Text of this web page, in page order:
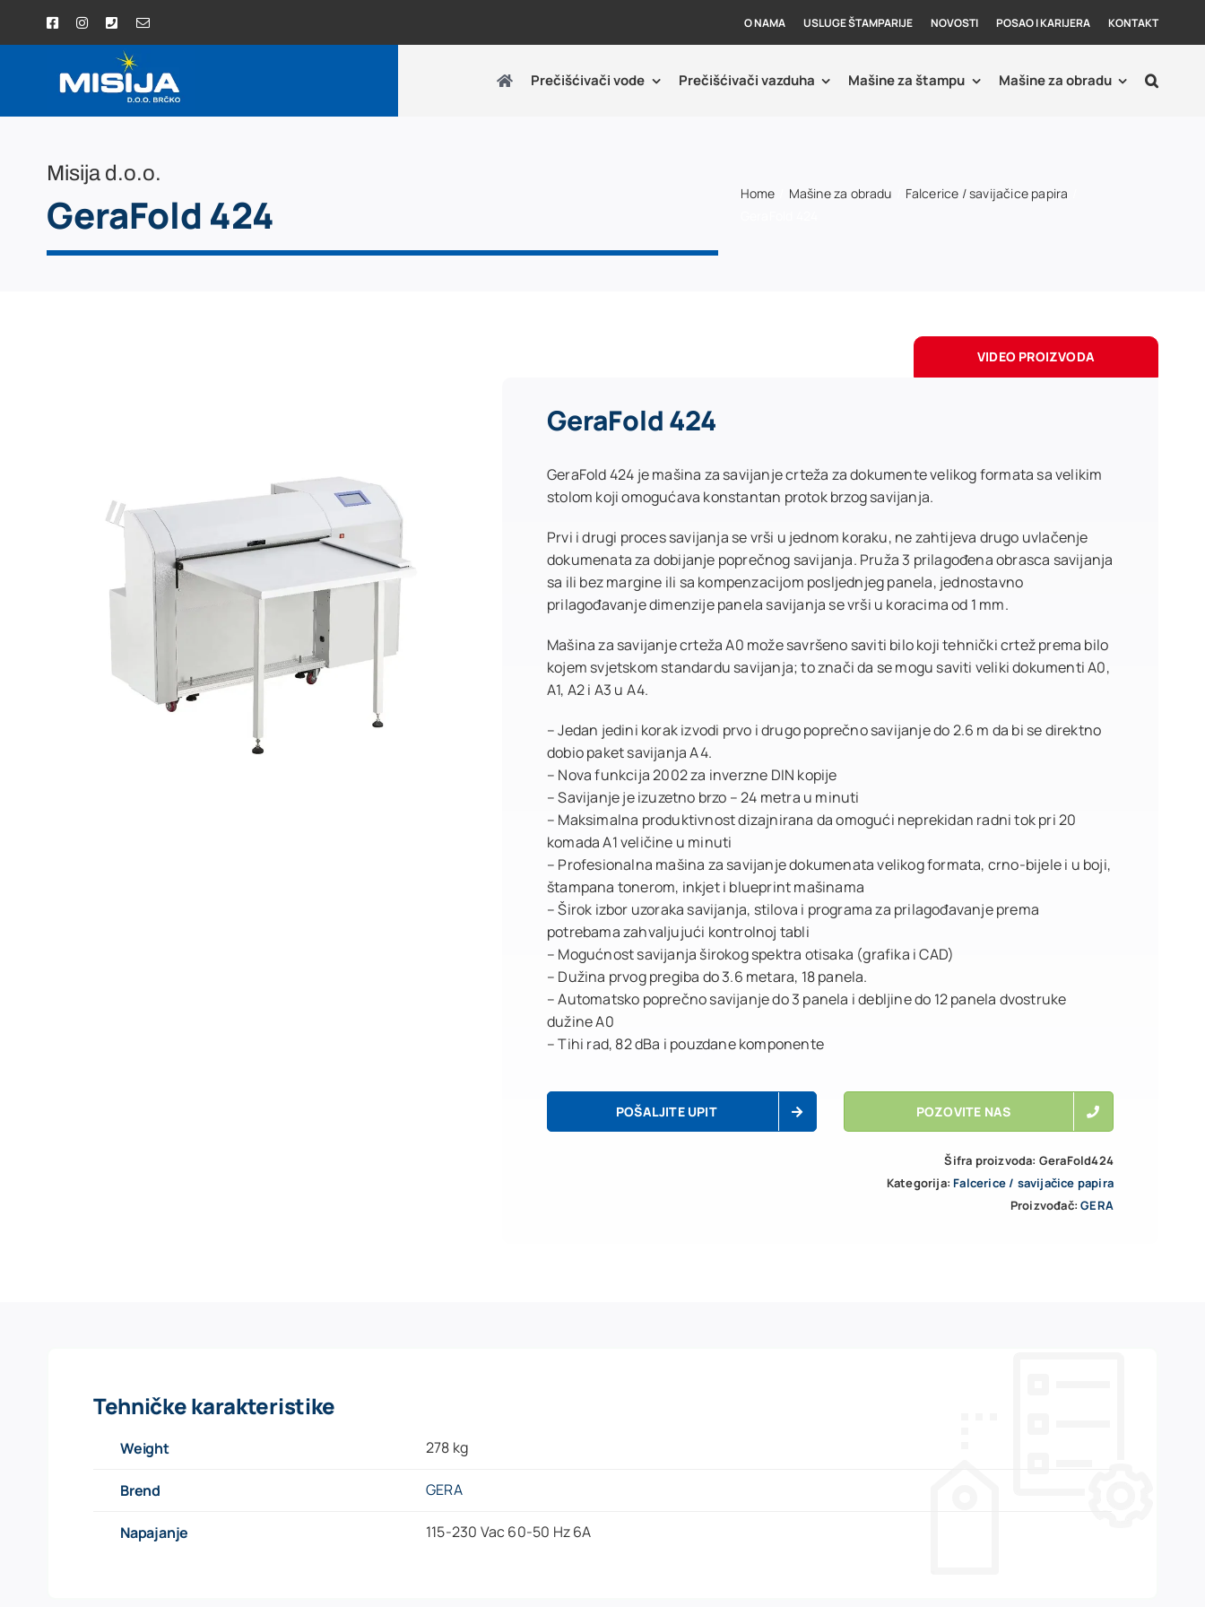
O NAMA USLUGE ŠTAMPARIJE NOVOSTI POSAO I KARIJERA KONTAKT
Prečišćivači vode Prečišćivači vazduha Mašine za štampu Mašine za obradu
Misija d.o.o.
GeraFold 424 Home Mašine za obradu
Falcerice / savijačice papira
VIDEO PROIZVODA
GeraFold 424
GeraFold 424 je mašina za savijanje crteža za dokumente velikog formata sa velikim
stolom koji omogućava konstantan protok brzog savijanja.
Prvi i drugi proces savijanja se vrši u jednom koraku, ne zahtijeva drugo uvlačenje
dokumenata za dobijanje poprečnog savijanja. Pruža 3 prilagođena obrasca savijanja
sa ili bez margine ili sa kompenzacijom posljednjeg panela, jednostavno
prilagođavanje dimenzije panela savijanja se vrši u koracima od 1 mm.
Mašina za savijanje crteža A0 može savršeno saviti bilo koji tehnički crtež prema bilo
kojem svjetskom standardu savijanja; to znači da se mogu saviti veliki dokumenti A0,
A1, A2 i A3 u A4.
– Jedan jedini korak izvodi prvo i drugo poprečno savijanje do 2.6 m da bi se direktno
dobio paket savijanja A4.
– Nova funkcija 2002 za inverzne DIN kopije
– Savijanje je izuzetno brzo – 24 metra u minuti
– Maksimalna produktivnost dizajnirana da omogući neprekidan radni tok pri 20
komada A1 veličine u minuti
– Profesionalna mašina za savijanje dokumenata velikog formata, crno-bijele i u boji,
štampana tonerom, inkjet i blueprint mašinama
– Širok izbor uzoraka savijanja, stilova i programa za prilagođavanje prema
potrebama zahvaljujući kontrolnoj tabli
– Mogućnost savijanja širokog spektra otisaka (grafika i CAD)
– Dužina prvog pregiba do 3.6 metara, 18 panela.
– Automatsko poprečno savijanje do 3 panela i debljine do 12 panela dvostruke
dužine A0
– Tihi rad, 82 dBa i pouzdane komponente
POŠALJITE UPIT POZOVITE NAS
Šifra proizvoda: GeraFold424
Kategorija:Falcerice / savijačice papira
Proizvođač:GERA
Tehničke karakteristike
Weight 278 kg
Brend GERA
Napajanje 115-230 Vac 60-50 Hz 6A